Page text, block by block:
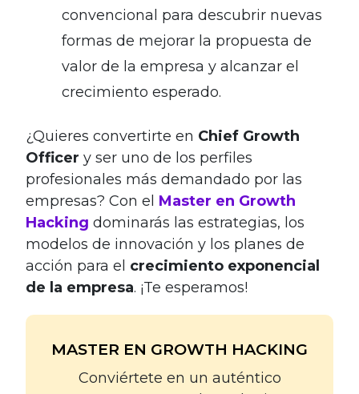
convencional para descubrir nuevas
formas de mejorar la propuesta de
valor de la empresa y alcanzar el
crecimiento esperado.
¿Quieres convertirte en Chief Growth
Officer y ser uno de los perfiles
profesionales más demandado por las
empresas? Con el Master en Growth
Hacking dominarás las estrategias, los
modelos de innovación y los planes de
acción para el crecimiento exponencial
de la empresa. ¡Te esperamos!
MASTER EN GROWTH HACKING
Conviértete en un auténtico